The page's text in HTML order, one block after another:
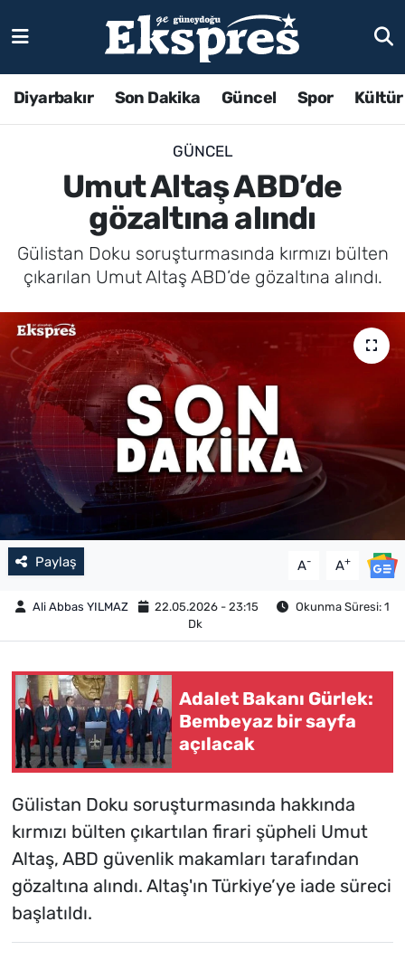
Diyarbakır Son Dakika Güncel Spor
GÜNCEL
Umut Altaş ABD’de
gözaltına alındı
Gülistan Doku soruşturmasında kırmızı bülten
çıkarılan Umut Altaş ABD’de gözaltına alındı.
Paylaş A- A+
Ali Abbas YILMAZ 22.05.2026 - 23:15
Okunma Süresi: 1
Dk
Adalet Bakanı Gürlek:
Bembeyaz bir sayfa
açılacak
Gülistan Doku soruşturmasında hakkında
kırmızı bülten çıkartılan firari şüpheli Umut
Altaş, ABD güvenlik makamları tarafından
gözaltına alındı. Altaş'ın Türkiye’ye iade süreci
başlatıldı.